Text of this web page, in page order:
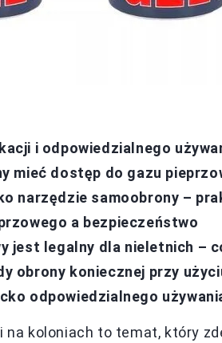
i odpowiedzialnego
mieć dostęp do gazu
narzędzie samoobrony –
a bezpieczeństwo
jest legalny dla nieletnich –
obrony koniecznej przy
odpowiedzialnego
koloniach to temat, który